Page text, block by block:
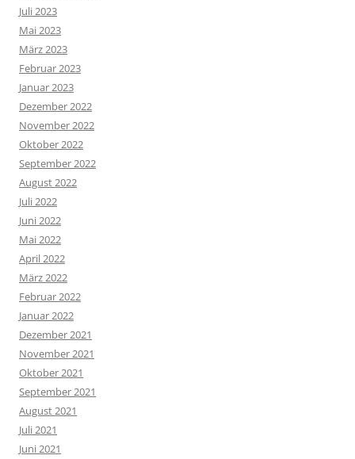
Juli 2023
Mai 2023
März 2023
Februar 2023
Januar 2023
Dezember 2022
November 2022
Oktober 2022
September 2022
August 2022
Juli 2022
Juni 2022
Mai 2022
April 2022
März 2022
Februar 2022
Januar 2022
Dezember 2021
November 2021
Oktober 2021
September 2021
August 2021
Juli 2021
Juni 2021